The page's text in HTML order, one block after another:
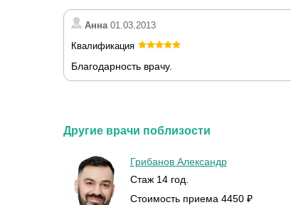
Анна01.03.2013
Квалификация
Благодарность врачу.
Другие врачи поблизости
Грибанов Александр
Стаж 14 год.
Стоимость приема 4450 ₽